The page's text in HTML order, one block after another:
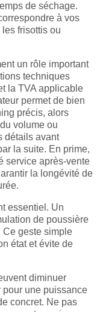
de séchage.
à vos
frisottis ou
un rôle important
techniques
la TVA applicable
permet de bien
précis, alors
volume ou
détails avant
la suite. En prime,
service après-vente
la longévité de
essentiel. Un
de poussière
Ce geste simple
état et évite de
diminuer
pour une puissance
concret. Ne pas